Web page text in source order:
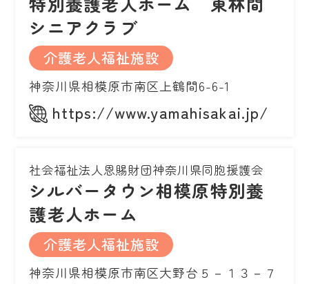
シニアクラブ
介護老人福祉施設
神奈川県相模原市南区上鶴間6-6-1
https://www.yamahisakai.jp/
社会福祉法人恩賜財団神奈川県同胞援護会
シルバータウン相模原特別養
護老人ホーム
介護老人福祉施設
神奈川県相模原市南区大野台５－１３－７